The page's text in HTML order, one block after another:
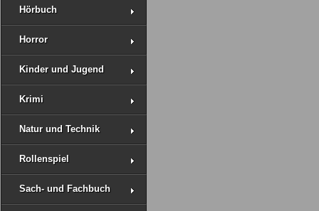
Hörbuch
Horror
Kinder und Jugend
Krimi
Natur und Technik
Rollenspiel
Sach- und Fachbuch